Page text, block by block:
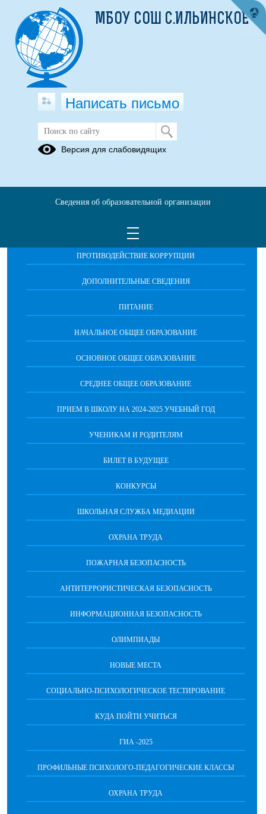
Публикации за Сентябрь 2025
ОБРАЩЕНИЯ ГРАЖДАН
ПРОТИВОДЕЙСТВИЕ КОРРУПЦИИ
ДОПОЛНИТЕЛЬНЫЕ СВЕДЕНИЯ
ПИТАНИЕ
НАЧАЛЬНОЕ ОБЩЕЕ ОБРАЗОВАНИЕ
ОСНОВНОЕ ОБЩЕЕ ОБРАЗОВАНИЕ
СРЕДНЕЕ ОБЩЕЕ ОБРАЗОВАНИЕ
ПРИЕМ В ШКОЛУ НА 2024-2025 УЧЕБНЫЙ ГОД
УЧЕНИКАМ И РОДИТЕЛЯМ
БИЛЕТ В БУДУЩЕЕ
КОНКУРСЫ
ШКОЛЬНАЯ СЛУЖБА МЕДИАЦИИ
ОХРАНА ТРУДА
ПОЖАРНАЯ БЕЗОПАСНОСТЬ
АНТИТЕРРОРИСТИЧЕСКАЯ БЕЗОПАСНОСТЬ
ИНФОРМАЦИОННАЯ БЕЗОПАСНОСТЬ
ОЛИМПИАДЫ
НОВЫЕ МЕСТА
СОЦИАЛЬНО-ПСИХОЛОГИЧЕСКОЕ ТЕСТИРОВАНИЕ
КУДА ПОЙТИ УЧИТЬСЯ
ГИА -2025
ПРОФИЛЬНЫЕ ПСИХОЛОГО-ПЕДАГОГИЧЕСКИЕ КЛАССЫ
ОХРАНА ТРУДА
МБОУ СОШ С.ИЛЬИНСКОЕ
Написать письмо
Версия для слабовидящих
Сведения об образовательной организации